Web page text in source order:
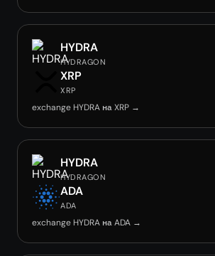
HYDRA
HYDRAGON
XRP
XRP
exchange HYDRA на XRP →
HYDRA
HYDRAGON
ADA
ADA
exchange HYDRA на ADA →